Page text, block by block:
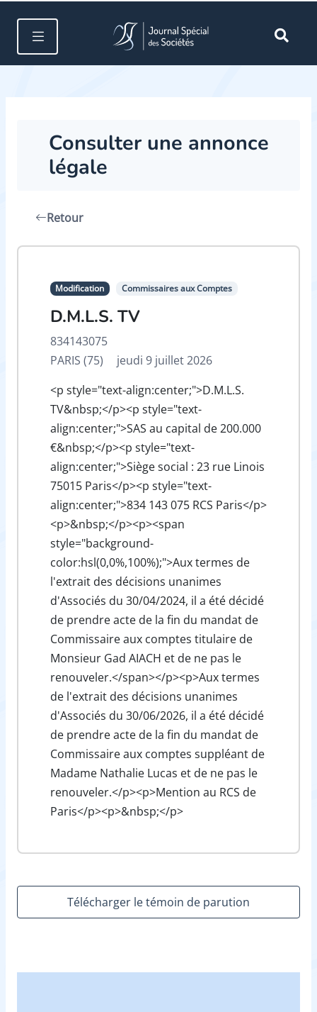
Consulter une annonce
légale
Retour
Modification Commissaires aux Comptes
D.M.L.S. TV
834143075
PARIS (75)
jeudi 9 juillet 2026
<p style="text-align:center;">D.M.L.S.
TV&nbsp;</p><p style="text-
align:center;">SAS au capital de 200.000
€&nbsp;</p><p style="text-
align:center;">Siège social : 23 rue Linois
75015 Paris</p><p style="text-
align:center;">834 143 075 RCS Paris</p>
<p>&nbsp;</p><p><span
style="background-
color:hsl(0,0%,100%);">Aux termes de
l'extrait des décisions unanimes
d'Associés du 30/04/2024, il a été décidé
de prendre acte de la fin du mandat de
Commissaire aux comptes titulaire de
Monsieur Gad AIACH et de ne pas le
renouveler.</span></p><p>Aux termes
de l'extrait des décisions unanimes
d'Associés du 30/06/2026, il a été décidé
de prendre acte de la fin du mandat de
Commissaire aux comptes suppléant de
Madame Nathalie Lucas et de ne pas le
renouveler.</p><p>Mention au RCS de
Paris</p><p>&nbsp;</p>
Télécharger le témoin de parution